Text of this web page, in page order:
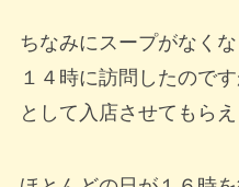
ちなみにスープがなく
１４時に訪問したので
として入店させてもらえ